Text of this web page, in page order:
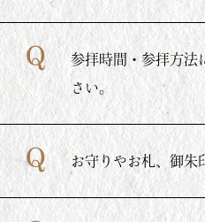
参拝時間・参拝方法
さい。
お守りやお札、御朱